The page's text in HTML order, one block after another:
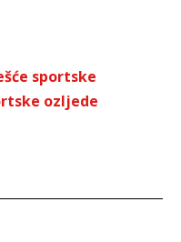
sportske
ozljede